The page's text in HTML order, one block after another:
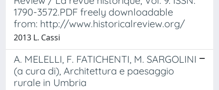
1790-3572.PDF freely downloadable
from: http://www.historicalreview.org/
2013 L. Cassi
A. MELELLI, F. FATICHENTI, M. SARGOLINI
(a cura di), Architettura e paesaggio
rurale in Umbria